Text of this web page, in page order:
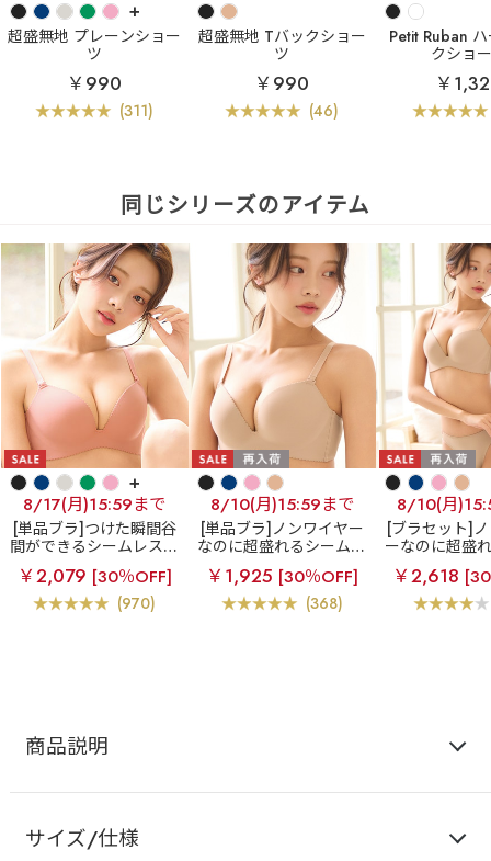
+
超盛無地 プレーンショー
ツ
￥990
(311)
超盛無地 Tバックショー
ツ
￥990
(46)
Petit Ruban
クショ
￥
同じシリーズのアイテム
+
8/17(月)15:59まで
[単品ブラ]つけた瞬間谷
間ができるシームレスブ
ラ
超盛ブラ(R) シーム
レス 単品ブラジャー
￥2,079 [30％OFF]
(970)
8/10(月)15:59まで
[単品ブラ]ノンワイヤー
なのに超盛れるシームレ
スブラ
【WEB限定】ノ
ンワイヤー 超盛ブラ(R)
シームレス 単品ブラジャ
ー
￥1,925 [30％OFF]
(368)
8/10(月
[ブラセット]
ーなのに超盛
レスブラ
【
ノンワイヤー
(R) シームレ
ー&ショ
￥2,618
商品説明
サイズ/仕様